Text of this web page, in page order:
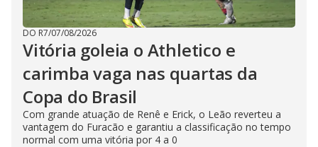
DO R7/07/08/2026
Vitória goleia o Athletico e
carimba vaga nas quartas da
Copa do Brasil
Com grande atuação de Renê e Erick, o Leão reverteu a
vantagem do Furacão e garantiu a classificação no tempo
normal com uma vitória por 4 a 0